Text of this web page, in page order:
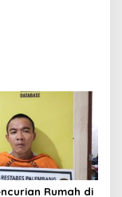
Rumah di